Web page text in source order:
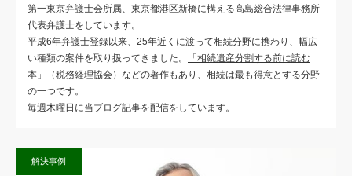
第一東京弁護士会所属、東京都港区新橋に構える高島総合法律事務所
代表弁護士をしています。
平成6年弁護士登録以来、25年近くに渡って相続分野に携わり、幅広
い種類の案件を取り扱ってきました。
「相続遺産分割する前に読む
本」（税務経理協会） などの著作もあり、相続は最も得意とする分野
の一つです。
毎週木曜日に当ブログ記事を配信をしています。
解決事例